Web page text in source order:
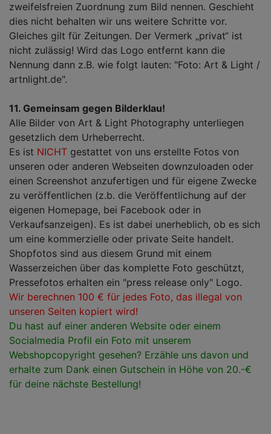
zweifelsfreien Zuordnung zum Bild nennen. Geschieht
dies nicht behalten wir uns weitere Schritte vor.
Gleiches gilt für Zeitungen. Der Vermerk „privat“ ist
nicht zulässig! Wird das Logo entfernt kann die
Nennung dann z.B. wie folgt lauten: "Foto: Art & Light /
artnlight.de".
11. Gemeinsam gegen Bilderklau!
Alle Bilder von Art & Light Photography unterliegen
gesetzlich dem Urheberrecht.
Es ist NICHT gestattet von uns erstellte Fotos von
unseren oder anderen Webseiten downzuloaden oder
einen Screenshot anzufertigen und für eigene Zwecke
zu veröffentlichen (z.b. die Veröffentlichung auf der
eigenen Homepage, bei Facebook oder in
Verkaufsanzeigen). Es ist dabei unerheblich, ob es sich
um eine kommerzielle oder private Seite handelt.
Shopfotos sind aus diesem Grund mit einem
Wasserzeichen über das komplette Foto geschützt,
Pressefotos erhalten ein "press release only" Logo.
Wir berechnen 100 € für jedes Foto, das illegal von
unseren Seiten kopiert wird!
Du hast auf einer anderen Website oder einem
Socialmedia Profil ein Foto mit unserem
Webshopcopyright gesehen? Erzähle uns davon und
erhalte zum Dank einen Gutschein in Höhe von 20.-€
für deine nächste Bestellung!